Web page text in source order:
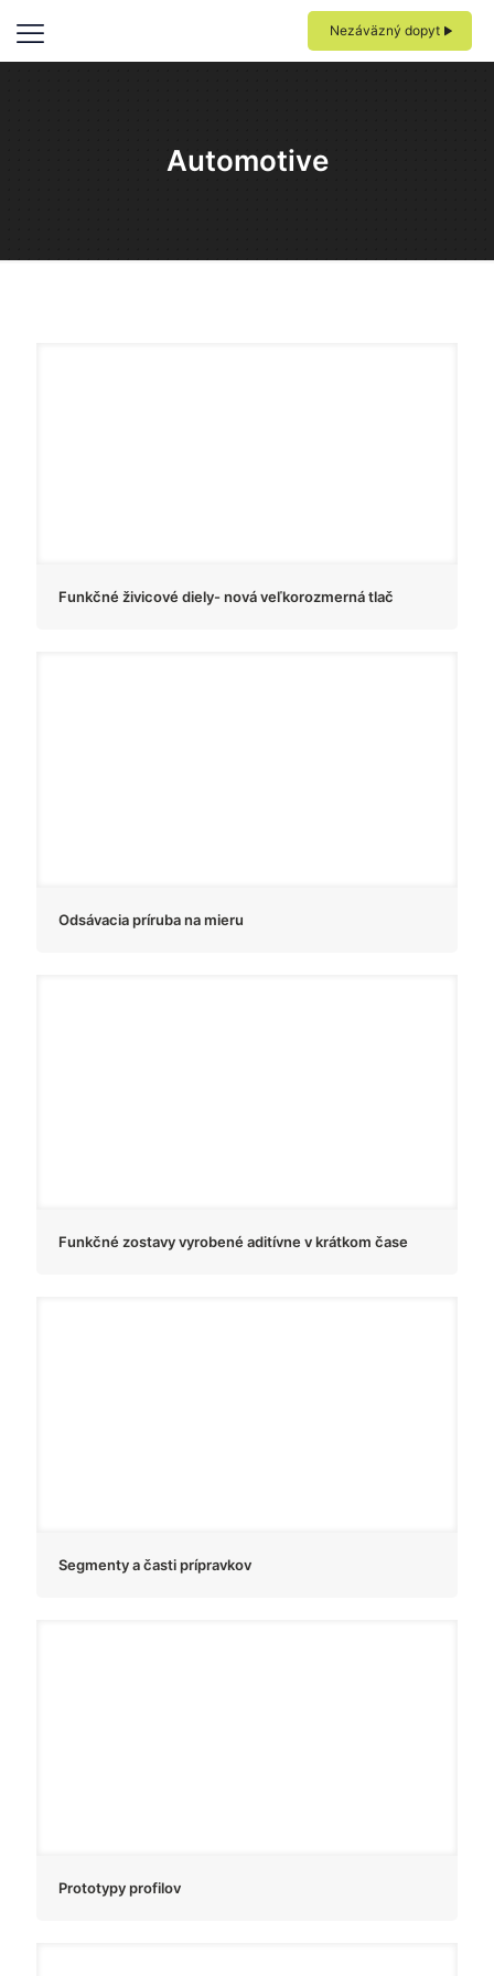
Nezáväzný dopyt
Automotive
Funkčné živicové diely- nová veľkorozmerná tlač
Odsávacia príruba na mieru
Funkčné zostavy vyrobené aditívne v krátkom čase
Segmenty a časti prípravkov
Prototypy profilov